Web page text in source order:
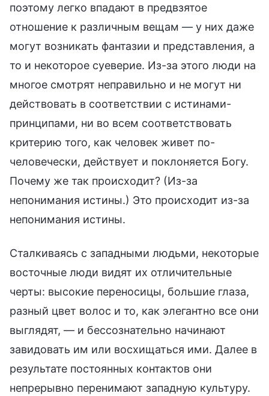
поэтому легко впадают в предвзятое
отношение к различным вещам — у них даже
могут возникать фантазии и представления, а
то и некоторое суеверие. Из-за этого люди на
многое смотрят неправильно и не могут ни
действовать в соответствии с истинами-
принципами, ни во всем соответствовать
критерию того, как человек живет по-
человечески, действует и поклоняется Богу.
Почему же так происходит? (Из-за
непонимания истины.) Это происходит из-за
непонимания истины.
Сталкиваясь с западными людьми, некоторые
восточные люди видят их отличительные
черты: высокие переносицы, большие глаза,
разный цвет волос и то, как элегантно все они
выглядят, — и бессознательно начинают
завидовать им или восхищаться ими. Далее в
результате постоянных контактов они
непрерывно перенимают западную культуру.